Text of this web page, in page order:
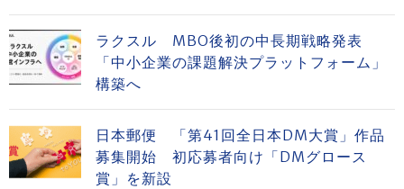
ラクスル MBO後初の中長期戦略発表
「中小企業の課題解決プラットフォーム」
構築へ
日本郵便 「第41回全日本DM大賞」作品
募集開始 初応募者向け「DMグロース
賞」を新設